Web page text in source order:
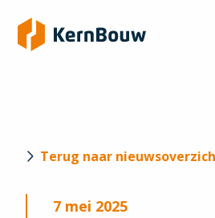
7 mei 2025
Terug naar